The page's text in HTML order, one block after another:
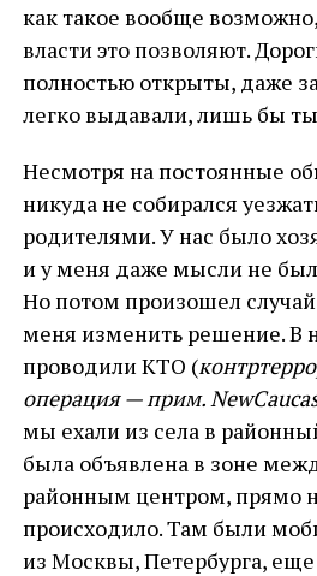
как такое вообще
власти это позволяют.
полностью открыты, даже
легко выдавали, лишь бы ты
Несмотря на постоянные
никуда не собирался
родителями. У нас было
и у меня даже мысли не
Но потом произошел
меня изменить решение. В
проводили КТО (
операция — прим.
мы ехали из села в
была объявлена в зоне
районным центром, прямо
происходило. Там были
из Москвы, Петербурга,